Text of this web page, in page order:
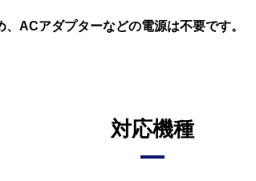
ACアダプターなどの電源は不要です。
対応機種